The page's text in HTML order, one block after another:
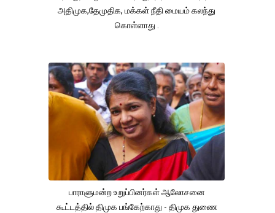
அதிமுக,தேமுதிக, மக்கள் நீதி மையம் கலந்து
கொள்ளாது .
பாராளுமன்ற உறுப்பினர்கள் ஆலோசனை
கூட்டத்தில் திமுக பங்கேற்காது - திமுக துணை